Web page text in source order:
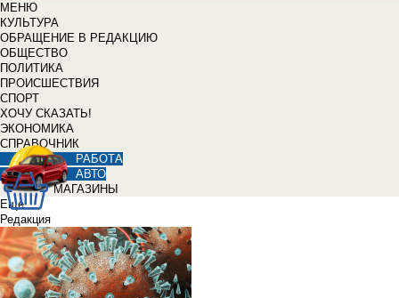
МЕНЮ
КУЛЬТУРА
ОБРАЩЕНИЕ В РЕДАКЦИЮ
ОБЩЕСТВО
ПОЛИТИКА
ПРОИСШЕСТВИЯ
СПОРТ
ХОЧУ СКАЗАТЬ!
ЭКОНОМИКА
СПРАВОЧНИК
РАБОТА
АВТО
МАГАЗИНЫ
Еще
Редакция